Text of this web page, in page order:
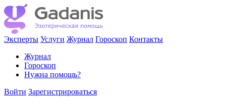
Эксперты Услуги Журнал Гороскоп Контакты
Журнал
Гороскоп
Нужна помощь?
Войти Зарегистрироваться